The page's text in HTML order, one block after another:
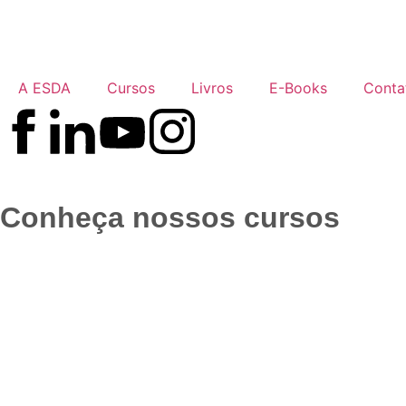
A ESDA Cursos Livros E-Books
Conheça nossos cursos